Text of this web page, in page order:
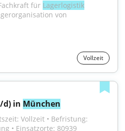
für Lagerlogistik
von
Vollzeit
d) in München
Vollzeit • Befristung: